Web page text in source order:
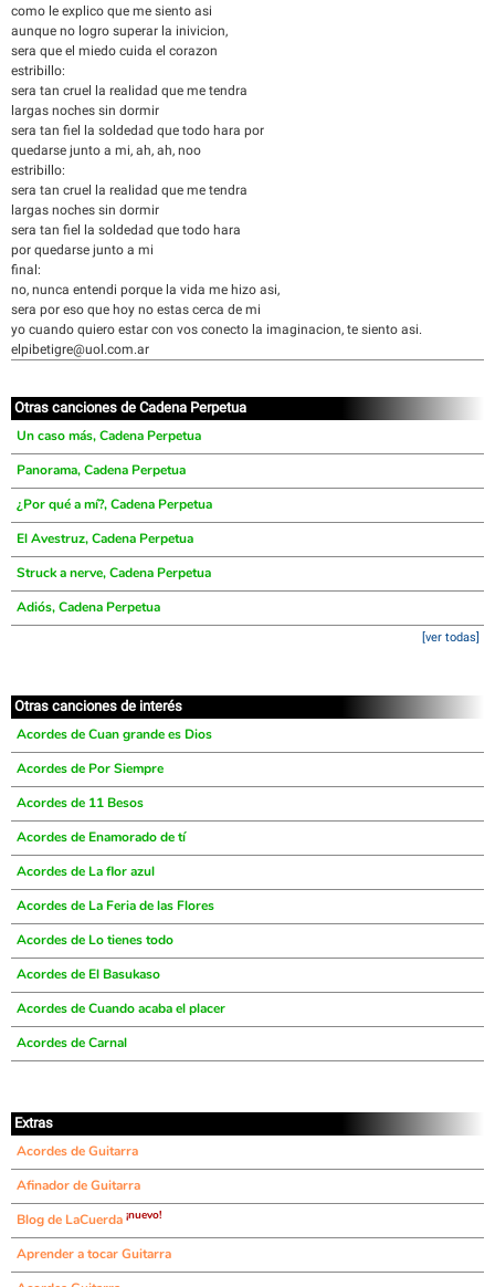
como le explico que me siento asi
aunque no logro superar la inivicion,
sera que el miedo cuida el corazon
estribillo:
sera tan cruel la realidad que me tendra
largas noches sin dormir
sera tan fiel la soldedad que todo hara por
quedarse junto a mi, ah, ah, noo
estribillo:
sera tan cruel la realidad que me tendra
largas noches sin dormir
sera tan fiel la soldedad que todo hara
por quedarse junto a mi
final:
no, nunca entendi porque la vida me hizo asi,
sera por eso que hoy no estas cerca de mi
yo cuando quiero estar con vos conecto la imaginacion, te siento asi.
elpibetigre@uol.com.ar
Otras canciones de Cadena Perpetua
Un caso más, Cadena Perpetua
Panorama, Cadena Perpetua
¿Por qué a mí?, Cadena Perpetua
El Avestruz, Cadena Perpetua
Struck a nerve, Cadena Perpetua
Adiós, Cadena Perpetua
[ver todas]
Otras canciones de interés
Acordes de Cuan grande es Dios
Acordes de Por Siempre
Acordes de 11 Besos
Acordes de Enamorado de tí
Acordes de La flor azul
Acordes de La Feria de las Flores
Acordes de Lo tienes todo
Acordes de El Basukaso
Acordes de Cuando acaba el placer
Acordes de Carnal
Extras
Acordes de Guitarra
Afinador de Guitarra
Blog de LaCuerda ¡nuevo!
Aprender a tocar Guitarra